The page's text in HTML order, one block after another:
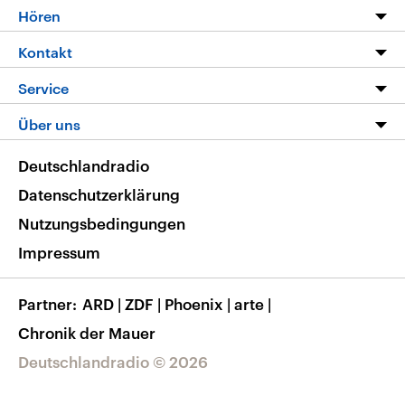
Programm
Die Nachrichten
Nachrichtenleicht
Neue Beiträge auf dlf.de
Hören
Livestream
Podcasts
Deutschlandfunk App
Nachrichten App
Frequenzen
Kontakt
Hörerservice
Service
FAQ
Veranstaltungen
Musikliste
RSS
Über uns
Barrierefreiheit
Deutschlandradio © 2026
Deutschlandradio
Datenschutzerklärung
Nutzungsbedingungen
Impressum
Partner ARD | ZDF | Phoenix | arte |
Chronik der Mauer